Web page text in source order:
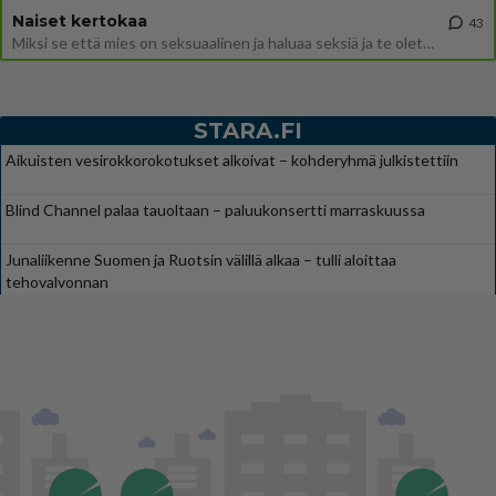
Naiset kertokaa
Miksi se että mies on seksuaalinen ja haluaa seksiä ja te olette hänen mielestänne haluttava on vastenmielistä? Mikä sii
43
STARA.FI
Aikuisten vesirokkorokotukset alkoivat – kohderyhmä julkistettiin
Blind Channel palaa tauoltaan – paluukonsertti marraskuussa
Junaliikenne Suomen ja Ruotsin välillä alkaa – tulli aloittaa
tehovalvonnan